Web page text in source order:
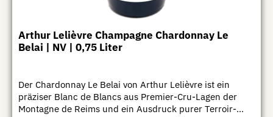
Arthur Lelièvre Champagne Chardonnay Le
Belai | NV | 0,75 Liter
Der Chardonnay Le Belai von Arthur Lelièvre ist ein
präziser Blanc de Blancs aus Premier-Cru-Lagen der
Montagne de Reims und ein Ausdruck purer Terroir-